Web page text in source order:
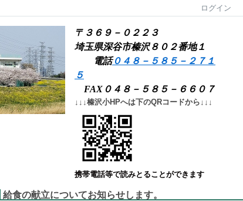
ログイン
〒３６９－０２２３
埼玉県深谷市榛沢８０２番地１
電話０４８－５８５－２７１
５
FAX０４８－５８５－６６０７
↓↓↓榛沢小HPへは下のQRコードから↓↓↓
携帯電話等で読みとることができます
給食の献立についてお知らせします。